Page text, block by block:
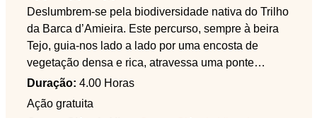
Deslumbrem-se pela biodiversidade nativa do Trilho
da Barca d’Amieira. Este percurso, sempre à beira
Tejo, guia-nos lado a lado por uma encosta de
vegetação densa e rica, atravessa uma ponte
pedonal suspensa, leva-nos a vários miradouros, e
maravilha-nos com a sua beleza natural.
Duração: 4.00 Horas
Ação gratuita